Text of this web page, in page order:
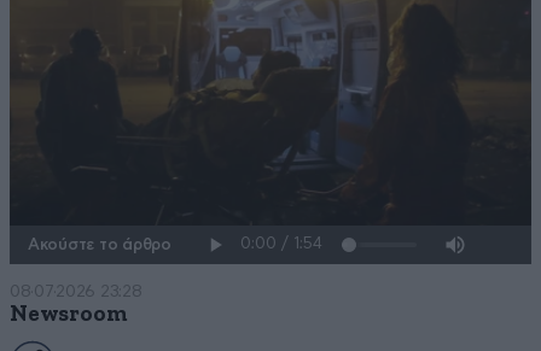
Ακούστε το άρθρο
08·07·2026 23:28
Newsroom